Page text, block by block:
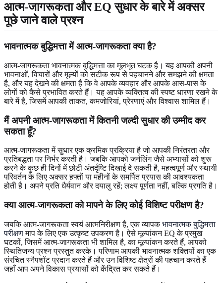
आत्म-जागरूकता और EQ सुधार के बारे में अक्सर
पूछे जाने वाले प्रश्न
भावनात्मक बुद्धिमत्ता में आत्म-जागरूकता क्या है?
आत्म-जागरूकता भावनात्मक बुद्धिमत्ता का मूलभूत घटक है। यह आपकी अपनी
भावनाओं, विचारों और मूल्यों को सटीक रूप से पहचानने और समझने की क्षमता
है, और यह देखने की क्षमता है कि वे आपके व्यवहार और आपके आस-पास के
लोगों को कैसे प्रभावित करते हैं। यह आपके व्यक्तित्व की स्पष्ट धारणा रखने के
बारे में है, जिसमें आपकी ताकत, कमजोरियां, प्रेरणाएं और विश्वास शामिल हैं।
मैं अपनी आत्म-जागरूकता में कितनी जल्दी सुधार की उम्मीद कर
सकता हूँ?
आत्म-जागरूकता में सुधार एक क्रमिक प्रक्रिया है जो आपकी निरंतरता और
प्रतिबद्धता पर निर्भर करती है। जबकि आपको जर्नलिंग जैसे अभ्यासों को शुरू
करने के कुछ ही दिनों में छोटी अंतर्दृष्टि दिखाई दे सकती है, महत्वपूर्ण और स्थायी
परिवर्तन के लिए अक्सर हफ्तों या महीनों के समर्पित प्रयास की आवश्यकता
होती है। अपने प्रति धैर्यवान और दयालु रहें; लक्ष्य पूर्णता नहीं, बल्कि प्रगति है।
क्या आत्म-जागरूकता को मापने के लिए कोई विशिष्ट परीक्षण है?
जबकि आत्म-जागरूकता स्वयं आत्मनिरीक्षण है, एक व्यापकभावनात्मक बुद्धिमत्ता
परीक्षणमाप के लिए एक उत्कृष्ट उपकरण है। ऐसे मूल्यांकन EQ के प्रमुख
घटकों, जिसमें आत्म-जागरूकता भी शामिल है, का मूल्यांकन करते हैं, आपको
स्थितिजन्य प्रश्न प्रस्तुत करके। परिणाम आपकी भावनात्मक शक्तियों का एक
संरचित स्नैपशॉट प्रदान करते हैं और उन विशिष्ट क्षेत्रों की पहचान करते हैं
जहाँ आप अपने विकास प्रयासों को केंद्रित कर सकते हैं।